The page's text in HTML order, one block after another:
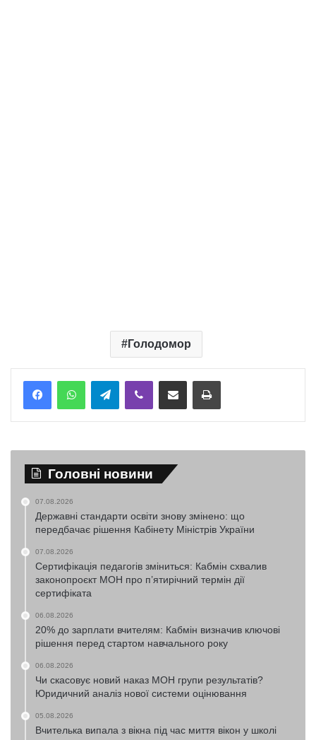
Голодомор
TelegramViber Надіслати електронною поштоюНадрукувати
Головні новини
07.08.2026
Державні стандарти освіти знову змінено: що
передбачає рішення Кабінету Міністрів України
07.08.2026
Сертифікація педагогів зміниться: Кабмін схвалив
законопроєкт МОН про п’ятирічний термін дії
сертифіката
06.08.2026
20% до зарплати вчителям: Кабмін визначив ключові
рішення перед стартом навчального року
06.08.2026
Чи скасовує новий наказ МОН групи результатів?
Юридичний аналіз нової системи оцінювання
05.08.2026
Вчителька випала з вікна під час миття вікон у школі